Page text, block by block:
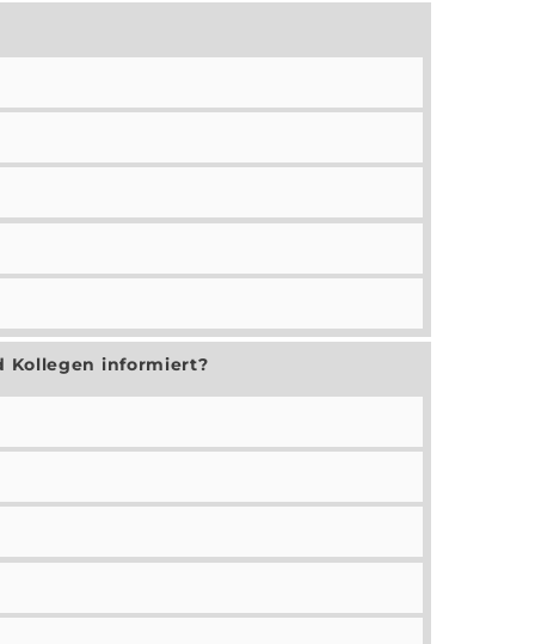
Kollegen informiert?